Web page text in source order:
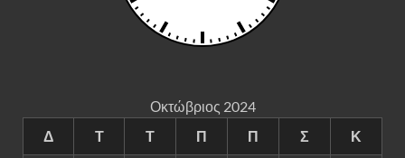
Οκτώβριος 2024
Δ
Τ Τ Π Π Σ Κ